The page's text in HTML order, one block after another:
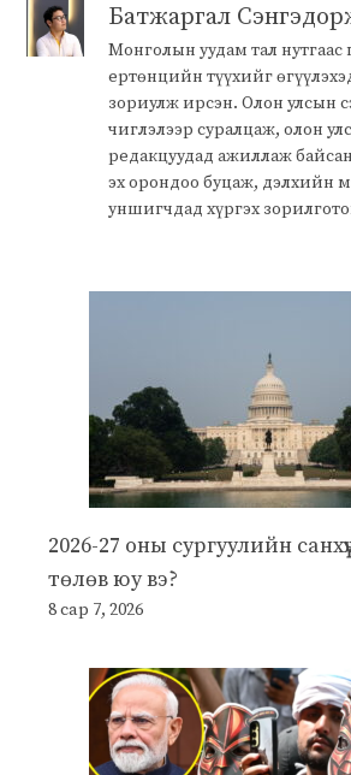
Батжаргал
Монголын уудам тал нутгаас
ертөнцийн түүхийг
зориулж ирсэн. Олон улсын
чиглэлээр суралцаж, олон
редакцуудад ажиллаж
эх орондоо буцаж, дэлхийн
уншигчдад хүргэх
2026-27 оны сургуулийн
төлөв юу вэ?
8 сар 7, 2026